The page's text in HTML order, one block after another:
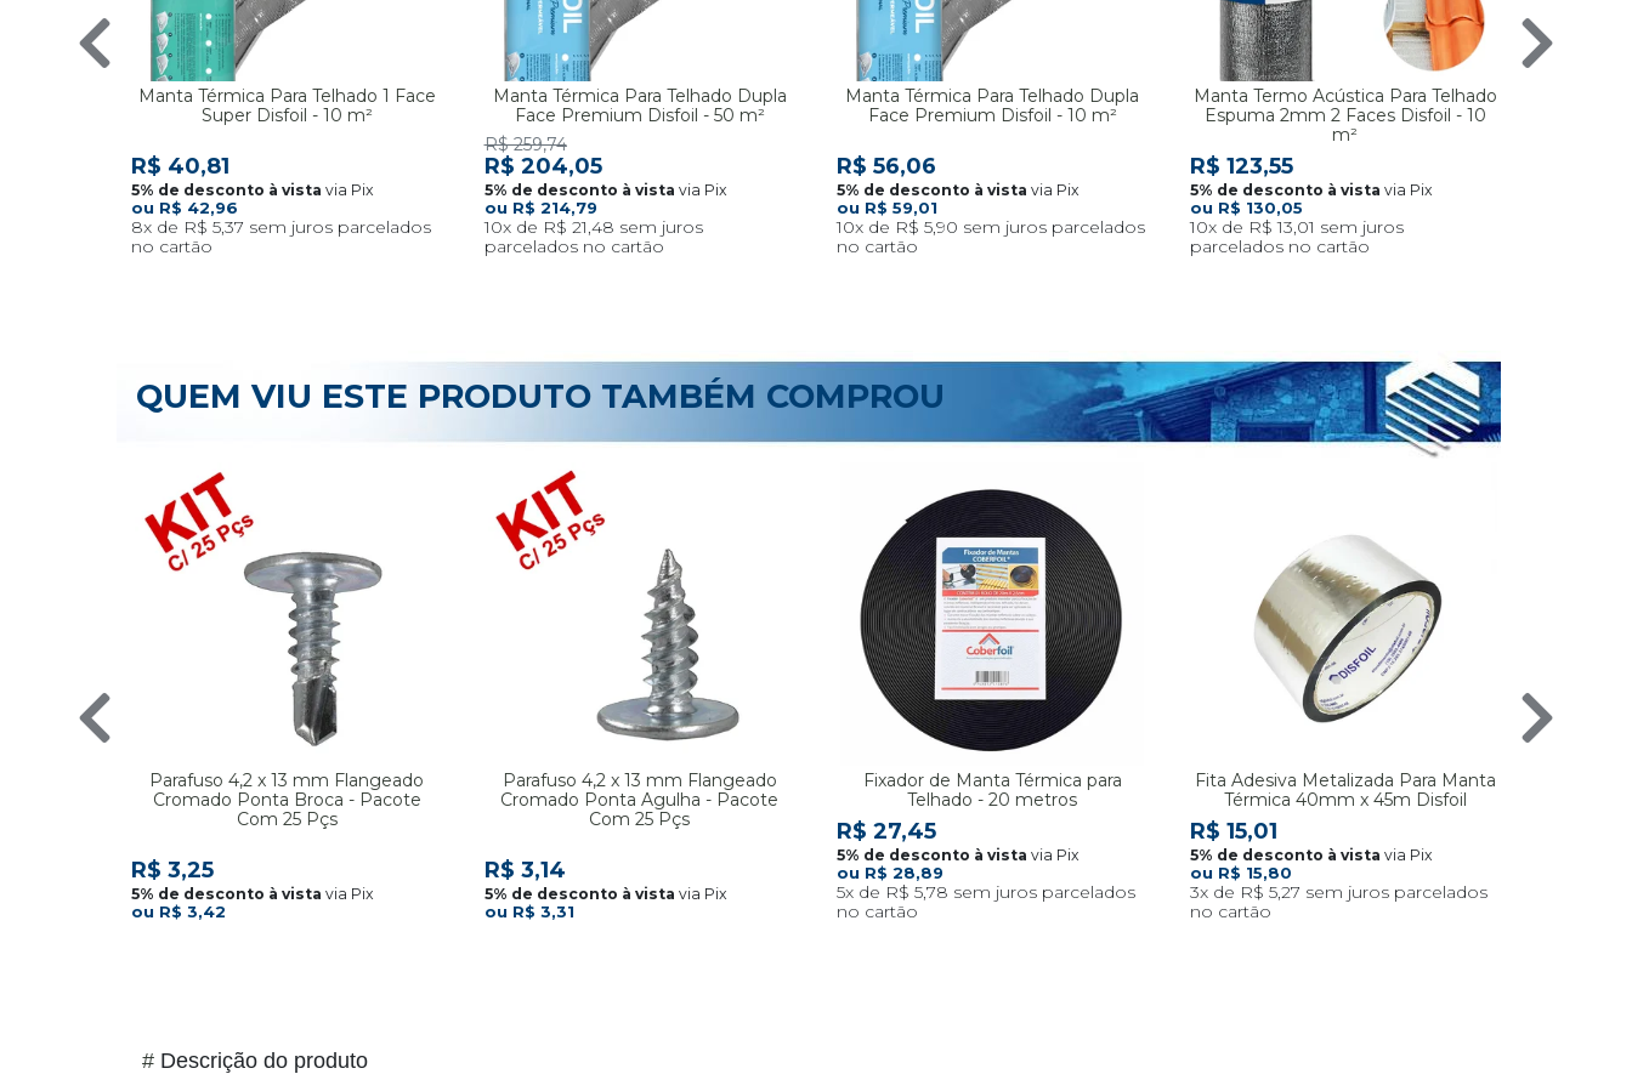
Manta Térmica Para Telhado 1 Face
Super Disfoil - 10 m²
R$ 42,96
8x R$ 5,37
R$ 40,81
via Pix
Manta Térmica Para Telhado Dupla
Face Premium Disfoil - 50 m²
R$ 259,74
R$ 214,79
10x R$ 21,48
R$ 204,05
via Pix
Manta Térmica Para Telhado Dupla
Face Premium Disfoil - 10 m²
R$ 59,01
10x R$ 5,90
R$ 56,06
via Pix
Manta Termo Acústica Para Telhado
Espuma 2mm 2 Faces Disfoil - 10
m²
R$ 130,05
10x R$ 13,01
R$ 123,55
via Pix
QUEM VIU ESTE PRODUTO TAMBÉM COMPROU
Parafuso 4,2 x 13 mm Flangeado
Cromado Ponta Broca - Pacote
Com 25 Pçs
R$ 3,42
R$ 3,25
via Pix
Parafuso 4,2 x 13 mm Flangeado
Cromado Ponta Agulha - Pacote
Com 25 Pçs
R$ 3,31
R$ 3,14
via Pix
Fixador de Manta Térmica para
Telhado - 20 metros
R$ 28,89
5x R$ 5,78
R$ 27,45
via Pix
Fita Adesiva Metalizada Para Manta
Térmica 40mm x 45m Disfoil
R$ 15,80
3x R$ 5,27
R$ 15,01
via Pix
# Descrição do produto